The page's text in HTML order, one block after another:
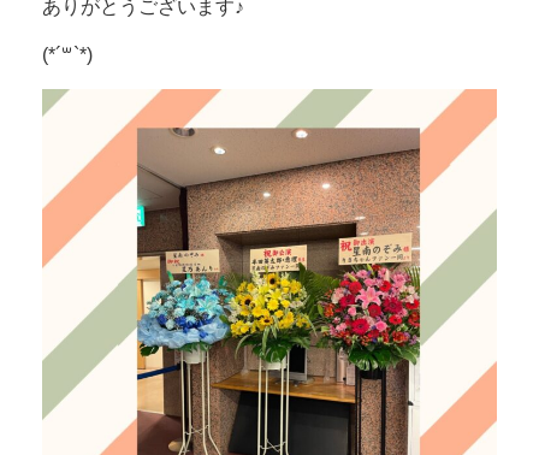
ありがとうございます♪
(*´꒳`*)